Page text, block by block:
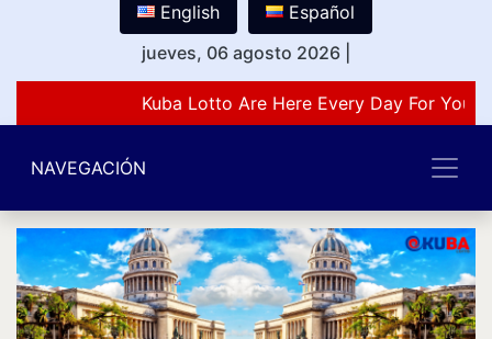
English
Español
jueves, 06 agosto 2026
Kuba Lotto Are Here Every Day For You
NAVEGACIÓN